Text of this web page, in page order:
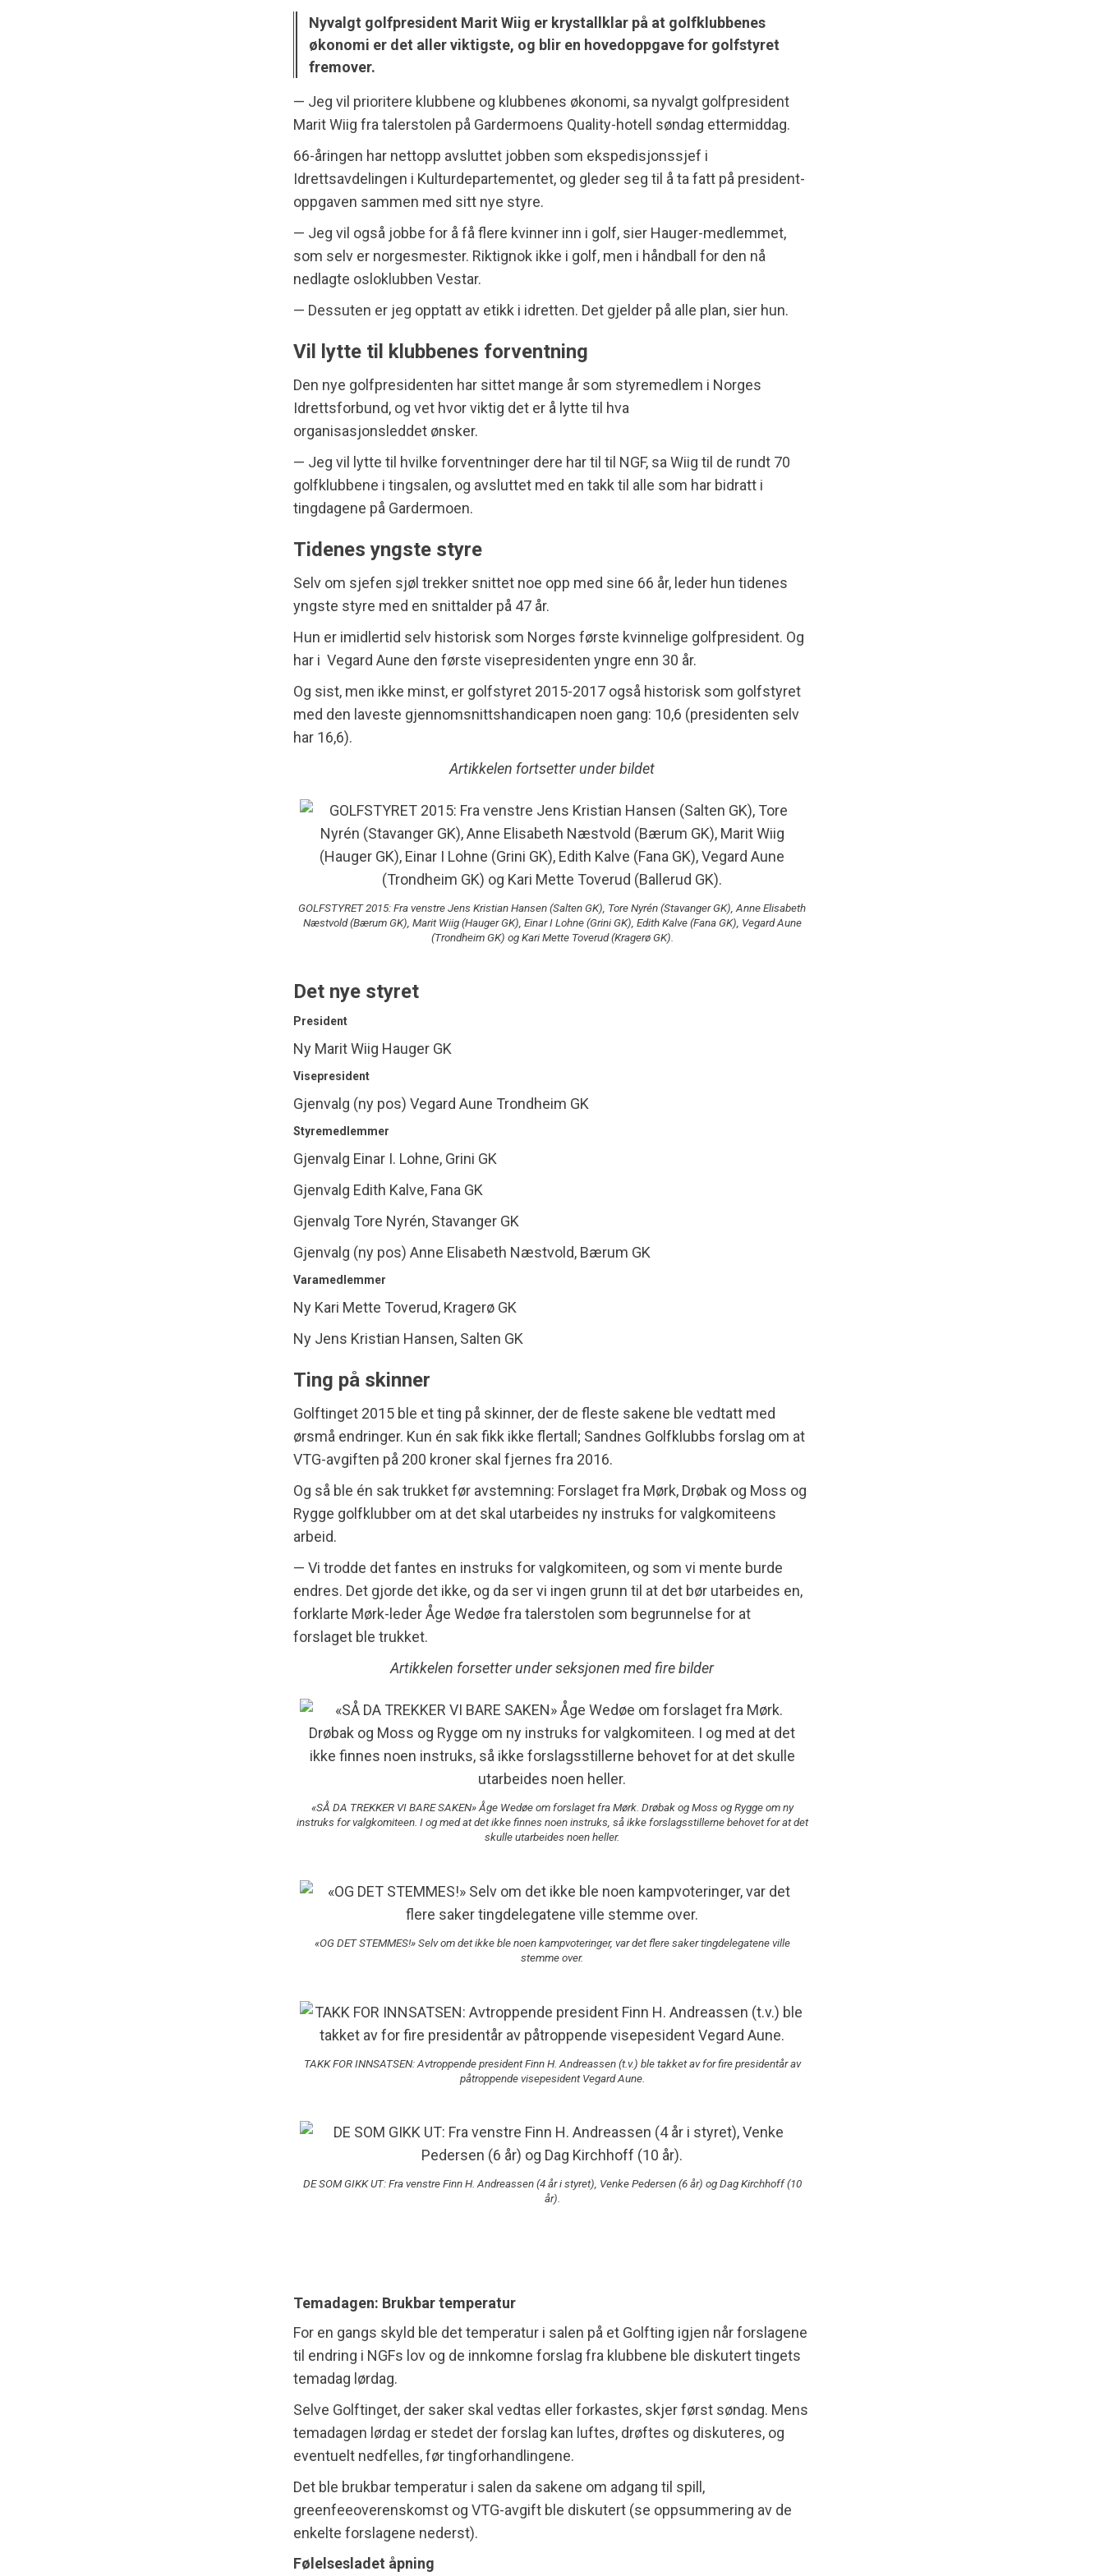
Nyvalgt golfpresident Marit Wiig er krystallklar på at golfklubbenes
økonomi er det aller viktigste, og blir en hovedoppgave for golfstyret
fremover.
— Jeg vil prioritere klubbene og klubbenes økonomi, sa nyvalgt golfpresident
Marit Wiig fra talerstolen på Gardermoens Quality-hotell søndag ettermiddag.
66-åringen har nettopp avsluttet jobben som ekspedisjonssjef i
Idrettsavdelingen i Kulturdepartementet, og gleder seg til å ta fatt på president-
oppgaven sammen med sitt nye styre.
— Jeg vil også jobbe for å få flere kvinner inn i golf, sier Hauger-medlemmet,
som selv er norgesmester. Riktignok ikke i golf, men i håndball for den nå
nedlagte osloklubben Vestar.
— Dessuten er jeg opptatt av etikk i idretten. Det gjelder på alle plan, sier hun.
Vil lytte til klubbenes forventning
Den nye golfpresidenten har sittet mange år som styremedlem i Norges
Idrettsforbund, og vet hvor viktig det er å lytte til hva
organisasjonsleddet ønsker.
— Jeg vil lytte til hvilke forventninger dere har til til NGF, sa Wiig til de rundt 70
golfklubbene i tingsalen, og avsluttet med en takk til alle som har bidratt i
tingdagene på Gardermoen.
Tidenes yngste styre
Selv om sjefen sjøl trekker snittet noe opp med sine 66 år, leder hun tidenes
yngste styre med en snittalder på 47 år.
Hun er imidlertid selv historisk som Norges første kvinnelige golfpresident. Og
har i Vegard Aune den første visepresidenten yngre enn 30 år.
Og sist, men ikke minst, er golfstyret 2015-2017 også historisk som golfstyret
med den laveste gjennomsnittshandicapen noen gang: 10,6 (presidenten selv
har 16,6).
Artikkelen fortsetter under bildet
GOLFSTYRET 2015: Fra venstre Jens Kristian Hansen (Salten GK), Tore Nyrén (Stavanger GK), Anne Elisabeth
Næstvold (Bærum GK), Marit Wiig (Hauger GK), Einar I Lohne (Grini GK), Edith Kalve (Fana GK), Vegard Aune
(Trondheim GK) og Kari Mette Toverud (Kragerø GK).
Det nye styret
President
Ny Marit Wiig Hauger GK
Visepresident
Gjenvalg (ny pos) Vegard Aune Trondheim GK
Styremedlemmer
Gjenvalg Einar I. Lohne, Grini GK
Gjenvalg Edith Kalve, Fana GK
Gjenvalg Tore Nyrén, Stavanger GK
Gjenvalg (ny pos) Anne Elisabeth Næstvold, Bærum GK
Varamedlemmer
Ny Kari Mette Toverud, Kragerø GK
Ny Jens Kristian Hansen, Salten GK
Ting på skinner
Golftinget 2015 ble et ting på skinner, der de fleste sakene ble vedtatt med
ørsmå endringer. Kun én sak fikk ikke flertall; Sandnes Golfklubbs forslag om at
VTG-avgiften på 200 kroner skal fjernes fra 2016.
Og så ble én sak trukket før avstemning: Forslaget fra Mørk, Drøbak og Moss og
Rygge golfklubber om at det skal utarbeides ny instruks for valgkomiteens
arbeid.
— Vi trodde det fantes en instruks for valgkomiteen, og som vi mente burde
endres. Det gjorde det ikke, og da ser vi ingen grunn til at det bør utarbeides en,
forklarte Mørk-leder Åge Wedøe fra talerstolen som begrunnelse for at
forslaget ble trukket.
Artikkelen forsetter under seksjonen med fire bilder
«SÅ DA TREKKER VI BARE SAKEN» Åge Wedøe om forslaget fra Mørk. Drøbak og Moss og Rygge om ny
instruks for valgkomiteen. I og med at det ikke finnes noen instruks, så ikke forslagsstillerne behovet for at det
skulle utarbeides noen heller.
«OG DET STEMMES!» Selv om det ikke ble noen kampvoteringer, var det flere saker tingdelegatene ville
stemme over.
TAKK FOR INNSATSEN: Avtroppende president Finn H. Andreassen (t.v.) ble takket av for fire presidentår av
påtroppende visepesident Vegard Aune.
DE SOM GIKK UT: Fra venstre Finn H. Andreassen (4 år i styret), Venke Pedersen (6 år) og Dag Kirchhoff (10
år).
Temadagen: Brukbar temperatur
For en gangs skyld ble det temperatur i salen på et Golfting igjen når forslagene
til endring i NGFs lov og de innkomne forslag fra klubbene ble diskutert tingets
temadag lørdag.
Selve Golftinget, der saker skal vedtas eller forkastes, skjer først søndag. Mens
temadagen lørdag er stedet der forslag kan luftes, drøftes og diskuteres, og
eventuelt nedfelles, før tingforhandlingene.
Det ble brukbar temperatur i salen da sakene om adgang til spill,
greenfeeoverenskomst og VTG-avgift ble diskutert (se oppsummering av de
enkelte forslagene nederst).
Følelsesladet åpning